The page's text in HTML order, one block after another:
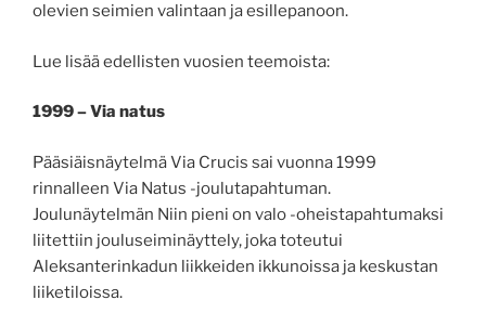
olevien seimien valintaan ja esillepanoon.
Lue lisää edellisten vuosien teemoista:
1999 – Via natus
Pääsiäisnäytelmä Via Crucis sai vuonna 1999
rinnalleen Via Natus -joulutapahtuman.
Joulunäytelmän Niin pieni on valo -oheistapahtumaksi
liitettiin jouluseiminäyttely, joka toteutui
Aleksanterinkadun liikkeiden ikkunoissa ja keskustan
liiketiloissa.